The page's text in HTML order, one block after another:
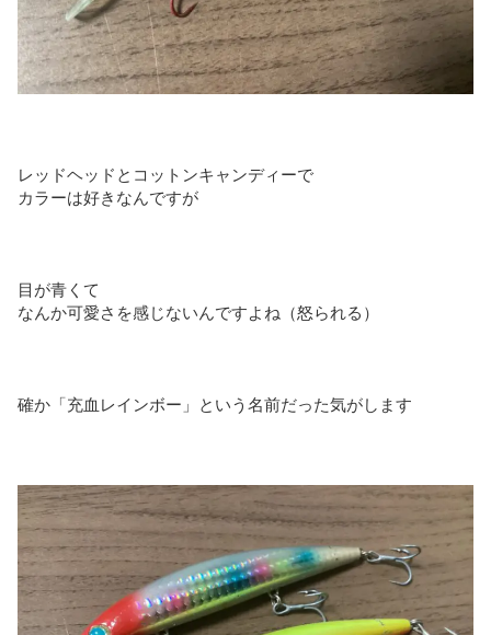
レッドヘッドとコットンキャンディーで
カラーは好きなんですが
目が青くて
なんか可愛さを感じないんですよね（怒られる）
確か「充血レインボー」という名前だった気がします